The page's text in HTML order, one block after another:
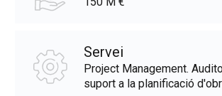
Servei
Project Management.
suport a la planificació